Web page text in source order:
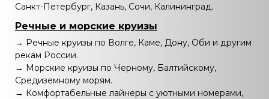
Санкт-Петербург, Казань, Сочи, Калининград.
Речные и морские круизы
→ Речные круизы по Волге, Каме, Дону, Оби и другим
рекам России.
→ Морские круизы по Черному, Балтийскому,
Средиземному морям.
→ Комфортабельные лайнеры с уютными номерами,